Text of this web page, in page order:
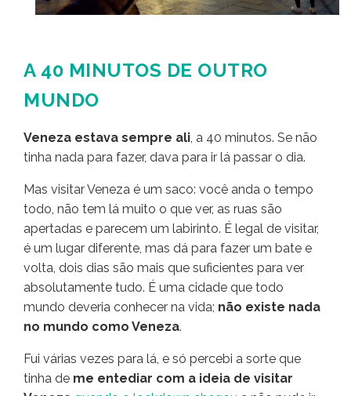
A 40 MINUTOS DE OUTRO
MUNDO
Veneza estava sempre ali, a 40 minutos. Se não
tinha nada para fazer, dava para ir lá passar o dia.
Mas visitar Veneza é um saco: você anda o tempo
todo, não tem lá muito o que ver, as ruas são
apertadas e parecem um labirinto. É legal de visitar,
é um lugar diferente, mas dá para fazer um bate e
volta, dois dias são mais que suficientes para ver
absolutamente tudo. É uma cidade que todo
mundo deveria conhecer na vida; não existe nada
no mundo como Veneza.
Fui várias vezes para lá, e só percebi a sorte que
tinha de me entediar com a ideia de visitar